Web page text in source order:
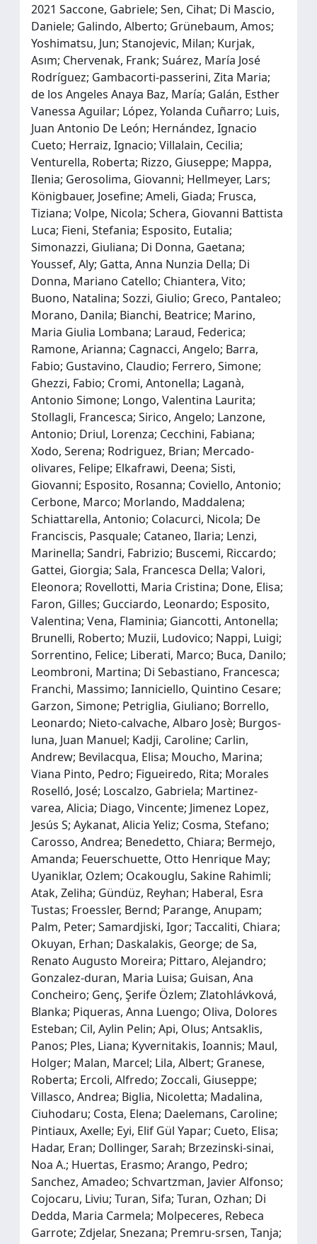
2021 Saccone, Gabriele; Sen, Cihat; Di Mascio,
Daniele; Galindo, Alberto; Grünebaum, Amos;
Yoshimatsu, Jun; Stanojevic, Milan; Kurjak,
Asım; Chervenak, Frank; Suárez, María José
Rodríguez; Gambacorti‐passerini, Zita Maria;
de los Angeles Anaya Baz, María; Galán, Esther
Vanessa Aguilar; López, Yolanda Cuñarro; Luis,
Juan Antonio De León; Hernández, Ignacio
Cueto; Herraiz, Ignacio; Villalain, Cecilia;
Venturella, Roberta; Rizzo, Giuseppe; Mappa,
Ilenia; Gerosolima, Giovanni; Hellmeyer, Lars;
Königbauer, Josefine; Ameli, Giada; Frusca,
Tiziana; Volpe, Nicola; Schera, Giovanni Battista
Luca; Fieni, Stefania; Esposito, Eutalia;
Simonazzi, Giuliana; Di Donna, Gaetana;
Youssef, Aly; Gatta, Anna Nunzia Della; Di
Donna, Mariano Catello; Chiantera, Vito;
Buono, Natalina; Sozzi, Giulio; Greco, Pantaleo;
Morano, Danila; Bianchi, Beatrice; Marino,
Maria Giulia Lombana; Laraud, Federica;
Ramone, Arianna; Cagnacci, Angelo; Barra,
Fabio; Gustavino, Claudio; Ferrero, Simone;
Ghezzi, Fabio; Cromi, Antonella; Laganà,
Antonio Simone; Longo, Valentina Laurita;
Stollagli, Francesca; Sirico, Angelo; Lanzone,
Antonio; Driul, Lorenza; Cecchini, Fabiana;
Xodo, Serena; Rodriguez, Brian; Mercado‐
olivares, Felipe; Elkafrawi, Deena; Sisti,
Giovanni; Esposito, Rosanna; Coviello, Antonio;
Cerbone, Marco; Morlando, Maddalena;
Schiattarella, Antonio; Colacurci, Nicola; De
Franciscis, Pasquale; Cataneo, Ilaria; Lenzi,
Marinella; Sandri, Fabrizio; Buscemi, Riccardo;
Gattei, Giorgia; Sala, Francesca Della; Valori,
Eleonora; Rovellotti, Maria Cristina; Done, Elisa;
Faron, Gilles; Gucciardo, Leonardo; Esposito,
Valentina; Vena, Flaminia; Giancotti, Antonella;
Brunelli, Roberto; Muzii, Ludovico; Nappi, Luigi;
Sorrentino, Felice; Liberati, Marco; Buca, Danilo;
Leombroni, Martina; Di Sebastiano, Francesca;
Franchi, Massimo; Ianniciello, Quintino Cesare;
Garzon, Simone; Petriglia, Giuliano; Borrello,
Leonardo; Nieto‐calvache, Albaro Josè; Burgos‐
luna, Juan Manuel; Kadji, Caroline; Carlin,
Andrew; Bevilacqua, Elisa; Moucho, Marina;
Viana Pinto, Pedro; Figueiredo, Rita; Morales
Roselló, José; Loscalzo, Gabriela; Martinez‐
varea, Alicia; Diago, Vincente; Jimenez Lopez,
Jesús S; Aykanat, Alicia Yeliz; Cosma, Stefano;
Carosso, Andrea; Benedetto, Chiara; Bermejo,
Amanda; Feuerschuette, Otto Henrique May;
Uyaniklar, Ozlem; Ocakouglu, Sakine Rahimli;
Atak, Zeliha; Gündüz, Reyhan; Haberal, Esra
Tustas; Froessler, Bernd; Parange, Anupam;
Palm, Peter; Samardjiski, Igor; Taccaliti, Chiara;
Okuyan, Erhan; Daskalakis, George; de Sa,
Renato Augusto Moreira; Pittaro, Alejandro;
Gonzalez‐duran, Maria Luisa; Guisan, Ana
Concheiro; Genç, Şerife Özlem; Zlatohlávková,
Blanka; Piqueras, Anna Luengo; Oliva, Dolores
Esteban; Cil, Aylin Pelin; Api, Olus; Antsaklis,
Panos; Ples, Liana; Kyvernitakis, Ioannis; Maul,
Holger; Malan, Marcel; Lila, Albert; Granese,
Roberta; Ercoli, Alfredo; Zoccali, Giuseppe;
Villasco, Andrea; Biglia, Nicoletta; Madalina,
Ciuhodaru; Costa, Elena; Daelemans, Caroline;
Pintiaux, Axelle; Eyi, Elif Gül Yapar; Cueto, Elisa;
Hadar, Eran; Dollinger, Sarah; Brzezinski‐sinai,
Noa A.; Huertas, Erasmo; Arango, Pedro;
Sanchez, Amadeo; Schvartzman, Javier Alfonso;
Cojocaru, Liviu; Turan, Sifa; Turan, Ozhan; Di
Dedda, Maria Carmela; Molpeceres, Rebeca
Garrote; Zdjelar, Snezana; Premru‐srsen, Tanja;